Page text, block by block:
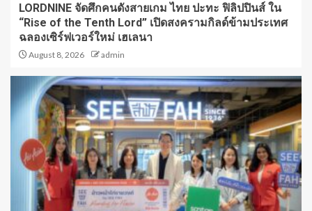
LORDNINE จัดศึกคนดังสายเกม ไทย ปะทะ ฟิลิปปินส์ ใน
“Rise of the Tenth Lord” เปิดสงครามกิลด์ข้ามประเทศ
ฉลองเซิร์ฟเวอร์ใหม่ เฮเลนา
August 8, 2026 admin